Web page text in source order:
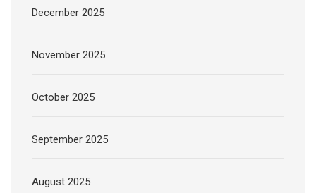
December 2025
November 2025
October 2025
September 2025
August 2025